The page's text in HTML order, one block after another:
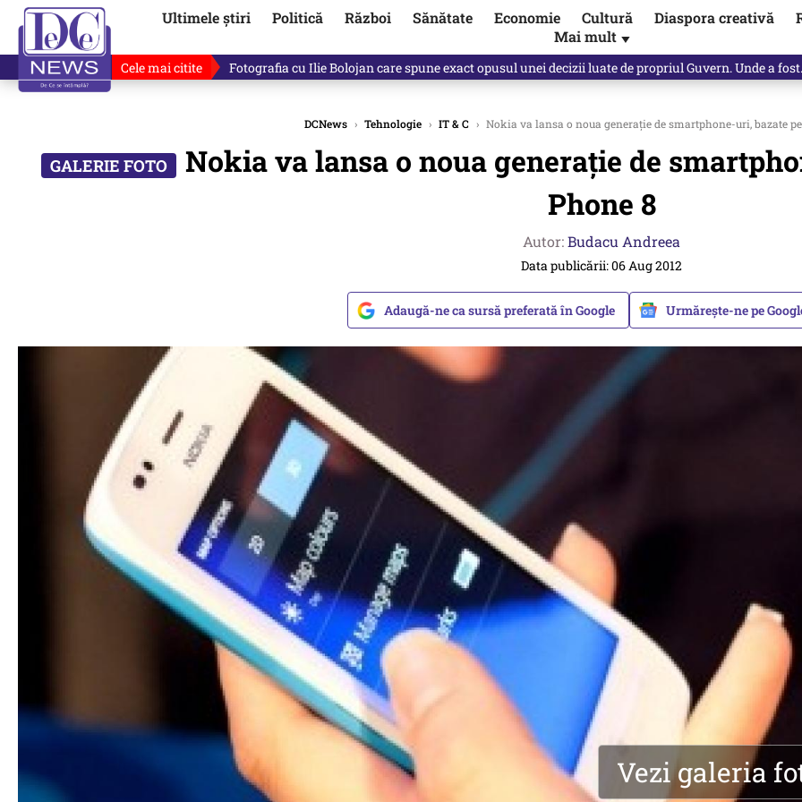
Ultimele știri Politică Război Sănătate Economie Cultură Diaspora creativă
Mai mult ▼
Cele mai citite Ilie Bolojan, gafă în direct despre „omul harnic“ / video
DCNews › Tehnologie › IT & C › Nokia va lansa o noua generaţie de smartphone-uri, bazate
Nokia va lansa o noua generaţie de
Phone 8
Autor:Budacu Andreea
Data publicării: 06 Aug 2012
Adaugă-ne ca sursă preferată în Google Urmărește-ne pe
Vezi galeria